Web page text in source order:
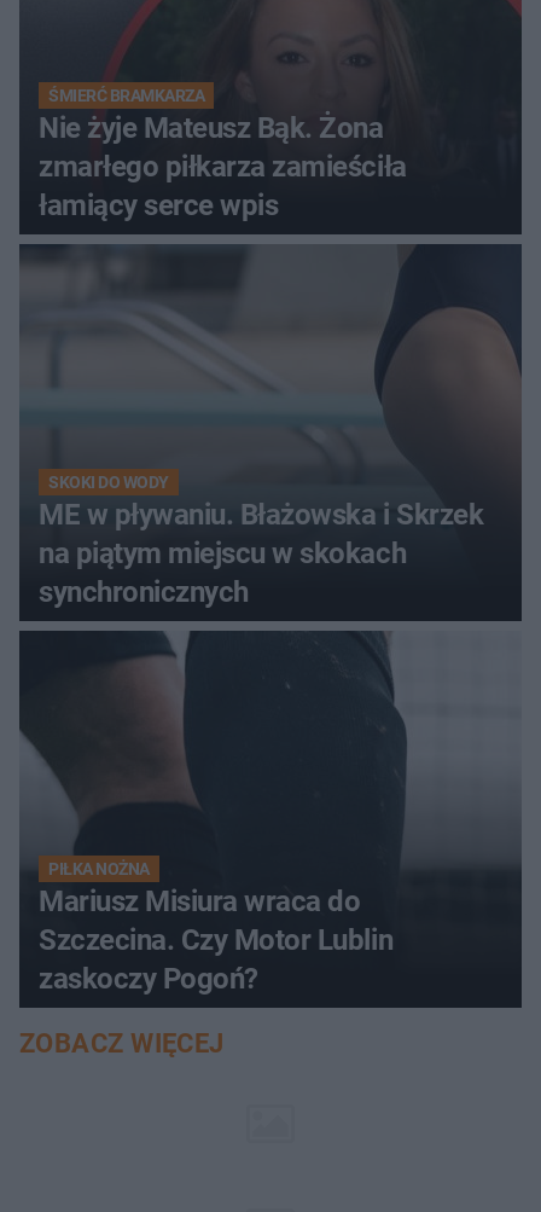
ŚMIERĆ BRAMKARZA
Nie żyje Mateusz Bąk. Żona
zmarłego piłkarza zamieściła
łamiący serce wpis
SKOKI DO WODY
ME w pływaniu. Błażowska i Skrzek
na piątym miejscu w skokach
synchronicznych
PIŁKA NOŻNA
Mariusz Misiura wraca do
Szczecina. Czy Motor Lublin
zaskoczy Pogoń?
ZOBACZ WIĘCEJ